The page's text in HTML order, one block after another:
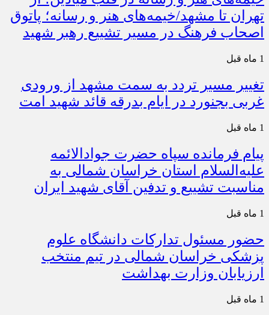
تهران تا مشهد/خیمه‌های هنر و رسانه؛ پاتوق
اصحاب فرهنگ در مسیر تشییع رهبر شهید
1 ماه قبل
تغییر مسیر تردد به سمت مشهد از ورودی
غربی بجنورد در ایام بدرقه قائد شهید امت
1 ماه قبل
پیام فرمانده سپاه حضرت جوادالائمه
علیه‌السلام استان خراسان شمالی به
مناسبت تشییع و تدفین آقای شهید ایران
1 ماه قبل
حضور مسئول تدارکات دانشگاه علوم
پزشکی خراسان شمالی در تیم منتخب
ارزیابان وزارت بهداشت
1 ماه قبل